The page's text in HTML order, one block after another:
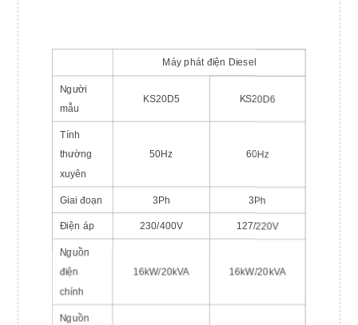
Máy phát điện Diesel
Người
mẫu
KS20D5 KS20D6
Tính
thường
xuyên
50Hz 60Hz
Giai đoạn 3Ph 3Ph
Điện áp 230/400V 127/220V
Nguồn
điện
chính
16kW/20kVA 16kW/20kVA
Nguồn